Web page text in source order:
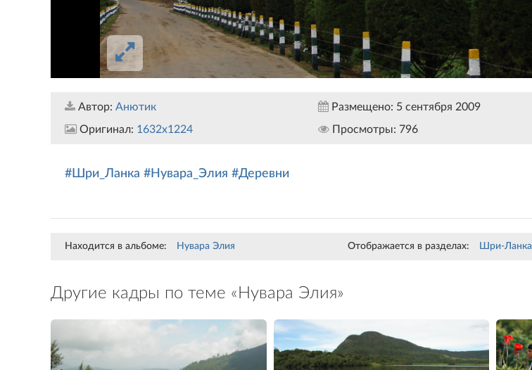
Автор: Анютик
Оригинал: 1632x1224
Размещено: 5 сентября 2009
Просмотры: 796
#Шри_Ланка #Нувара_Элия #Деревни
Находится в альбоме: Нувара Элия Отображается в разделах: Шри-Ланка
Другие кадры по теме «Нувара Элия»